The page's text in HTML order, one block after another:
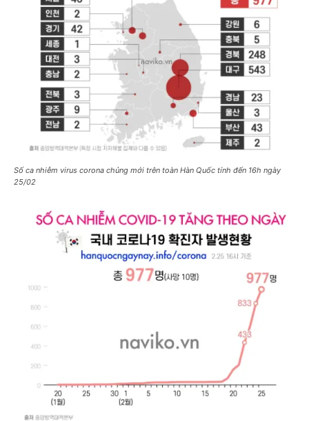
Số ca nhiễm virus corona chủng mới trên toàn Hàn Quốc tính đến 16h ngày
25/02